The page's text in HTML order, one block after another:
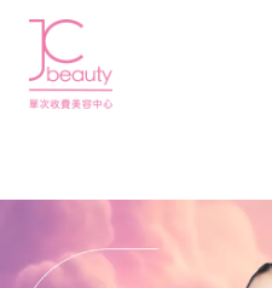
Skip
content